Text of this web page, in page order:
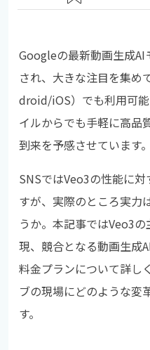
Googleの最新動画生成
され、大きな注目を集め
droid/iOS）でも利用可
イルからでも手軽に高品
到来を予感させています。
SNSではVeo3の性能に
すが、実際のところ実力
うか。本記事ではVeo3
現、競合となる動画生成
料金プランについて詳し
ブの現場にどのような変
す。